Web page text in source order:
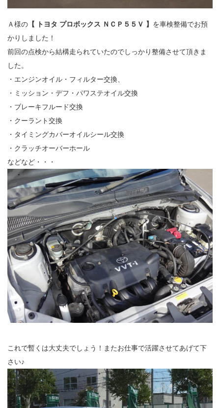
Ａ様の 【 トヨタ プロボックス ＮＣＰ５５Ｖ 】 を車検整備でお預
かりしました！
前回の点検から結構走られていたのでしっかり整備させて頂きま
した。
・エンジンオイル・フィルター交換、
・ミッション・デフ・パワステオイル交換
・ブレーキフルード交換
・クーラント交換
・タイミングカバーオイルシール交換
・クラッチオーバーホール
などなど・・・
これで暫くは大丈夫でしょう！またお仕事で活躍させてあげて下
さい♪